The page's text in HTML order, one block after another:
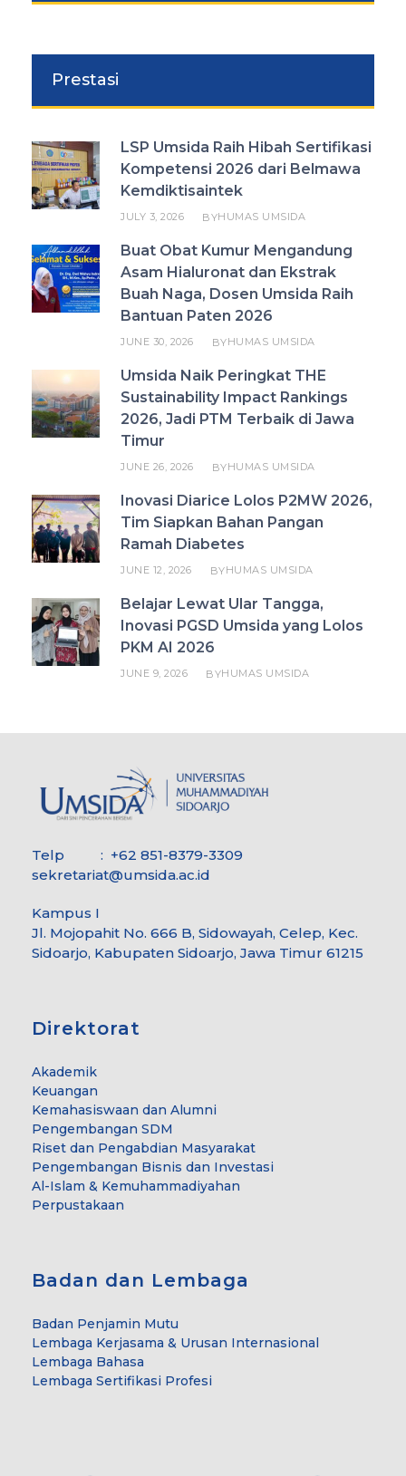
Prestasi
LSP Umsida Raih Hibah Sertifikasi
Kompetensi 2026 dari Belmawa
Kemdiktisaintek
JULY 3, 2026 BYHUMAS UMSIDA
Buat Obat Kumur Mengandung
Asam Hialuronat dan Ekstrak
Buah Naga, Dosen Umsida Raih
Bantuan Paten 2026
JUNE 30, 2026 BYHUMAS UMSIDA
Umsida Naik Peringkat THE
Sustainability Impact Rankings
2026, Jadi PTM Terbaik di Jawa
Timur
JUNE 26, 2026 BYHUMAS UMSIDA
Inovasi Diarice Lolos P2MW 2026,
Tim Siapkan Bahan Pangan
Ramah Diabetes
JUNE 12, 2026 BYHUMAS UMSIDA
Belajar Lewat Ular Tangga,
Inovasi PGSD Umsida yang Lolos
PKM AI 2026
JUNE 9, 2026 BYHUMAS UMSIDA
Telp : +62 851-8379-3309
sekretariat@umsida.ac.id
Kampus I
Jl. Mojopahit No. 666 B, Sidowayah, Celep, Kec.
Sidoarjo, Kabupaten Sidoarjo, Jawa Timur 61215
Direktorat
Akademik
Keuangan
Kemahasiswaan dan Alumni
Pengembangan SDM
Riset dan Pengabdian Masyarakat
Pengembangan Bisnis dan Investasi
Al-Islam & Kemuhammadiyahan
Perpustakaan
Badan dan Lembaga
Badan Penjamin Mutu
Lembaga Kerjasama & Urusan Internasional
Lembaga Bahasa
Lembaga Sertifikasi Profesi